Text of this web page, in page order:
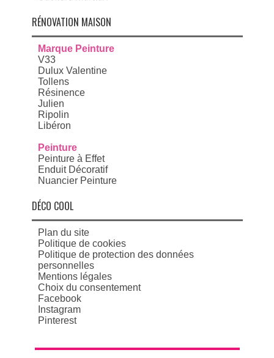
RÉNOVATION MAISON
Marque Peinture
V33
Dulux Valentine
Tollens
Résinence
Julien
Ripolin
Libéron
Peinture
Peinture à Effet
Enduit Décoratif
Nuancier Peinture
DÉCO COOL
Plan du site
Politique de cookies
Politique de protection des données
personnelles
Mentions légales
Choix du consentement
Facebook
Instagram
Pinterest